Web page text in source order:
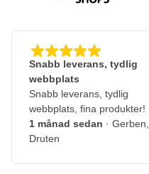
Snabb leverans, tydlig
webbplats
Snabb leverans, tydlig
webbplats, fina produkter!
1 månad sedan · Gerben,
Druten